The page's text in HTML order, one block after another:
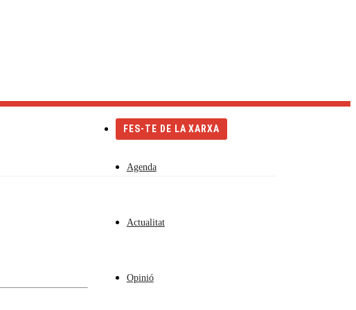
FES-TE DE LA XARXA
Agenda
Actualitat
Opinió